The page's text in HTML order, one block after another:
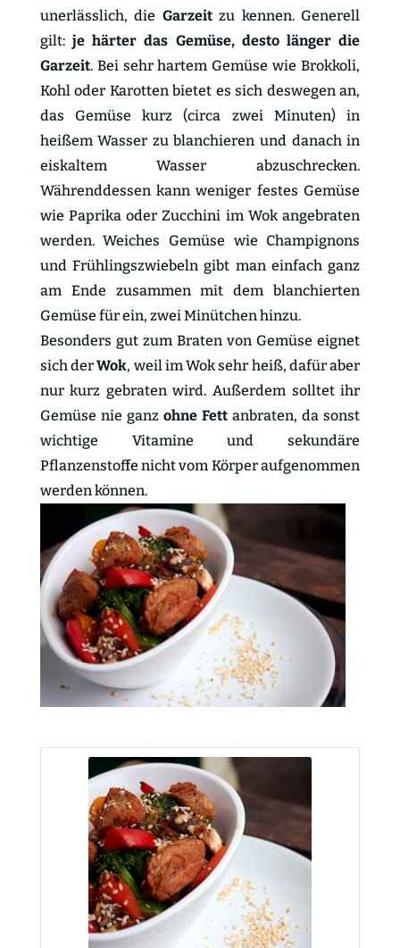
unerlässlich, die Garzeitzu kennen. Generell
gilt: je härter das Gemüse, desto länger die
Garzeit. Bei sehr hartem Gemüse wie Brokkoli,
Kohl oder Karotten bietet es sich deswegen an,
das Gemüse kurz (circa zwei Minuten) in
heißem Wasser zu blanchieren und danach in
eiskaltem Wasser abzuschrecken.
Währenddessen kann weniger festes Gemüse
wie Paprika oder Zucchini im Wok angebraten
werden. Weiches Gemüse wie Champignons
und Frühlingszwiebeln gibt man einfach ganz
am Ende zusammen mit dem blanchierten
Gemüse für ein, zwei Minütchen hinzu.
Besonders gut zum Braten von Gemüse eignet
sich derWok, weil im Wok sehr heiß, dafür aber
nur kurz gebraten wird. Außerdem solltet ihr
Gemüse nie ganz ohne Fett anbraten, da sonst
wichtige Vitamine und sekundäre
Pflanzenstoffe nicht vom Körper aufgenommen
werden können.